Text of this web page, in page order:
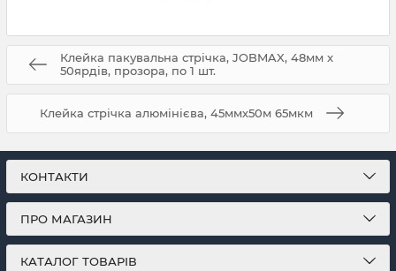
Клейка пакувальна стрічка, JOBMAX, 48мм x
50ярдів, прозора, по 1 шт.
Клейка стрічка алюмінієва, 45ммх50м 65мкм
КОНТАКТИ
ПРО МАГАЗИН
КАТАЛОГ ТОВАРІВ